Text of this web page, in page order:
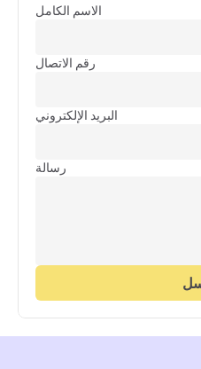
الاسم الكامل
رقم الاتصال
البريد الإلكتروني
رسالة